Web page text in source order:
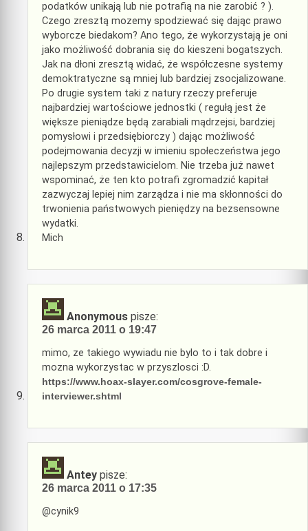
podatków unikają lub nie potrafią na nie zarobić ? ).
Czego zresztą mozemy spodziewać się dając prawo
wyborcze biedakom? Ano tego, że wykorzystają je oni
jako możliwość dobrania się do kieszeni bogatszych.
Jak na dłoni zresztą widać, że współczesne systemy
demoktratyczne są mniej lub bardziej zsocjalizowane.
Po drugie system taki z natury rzeczy preferuje
najbardziej wartościowe jednostki ( regułą jest że
większe pieniądze będą zarabiali mądrzejsi, bardziej
pomysłowi i przedsiębiorczy ) dając możliwość
podejmowania decyzji w imieniu społeczeństwa jego
najlepszym przedstawicielom. Nie trzeba już nawet
wspominać, że ten kto potrafi zgromadzić kapitał
zazwyczaj lepiej nim zarządza i nie ma skłonności do
trwonienia państwowych pieniędzy na bezsensowne
wydatki.
Mich
Anonymous pisze:
26 marca 2011 o 19:47
mimo, ze takiego wywiadu nie bylo to i tak dobre i
mozna wykorzystac w przyszlosci :D.
https://www.hoax-slayer.com/cosgrove-female-
interviewer.shtml
Antey pisze:
26 marca 2011 o 17:35
@cynik9